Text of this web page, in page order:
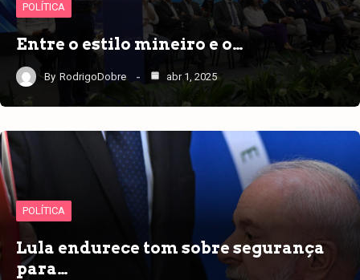
POLÍTICA
Entre o estilo mineiro e o…
By RodrigoDobre abr 1, 2025
POLÍTICA
Lula endurece tom sobre segurança
para…